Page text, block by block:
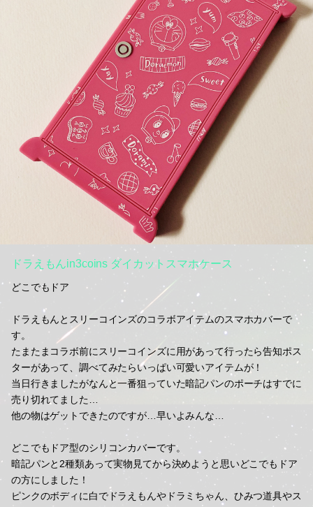
ドラえもんin3coins ダイカットスマホケース
どこでもドア
ドラえもんとスリーコインズのコラボアイテムのスマホカバーで
す。
たまたまコラボ前にスリーコインズに用があって行ったら告知ポス
ターがあって、調べてみたらいっぱい可愛いアイテムが！
当日行きましたがなんと一番狙っていた暗記パンのポーチはすでに
売り切れてました…
他の物はゲットできたのですが…早いよみんな…
どこでもドア型のシリコンカバーです。
暗記パンと2種類あって実物見てから決めようと思いどこでもドア
の方にしました！
ピンクのボディに白でドラえもんやドラミちゃん、ひみつ道具やス